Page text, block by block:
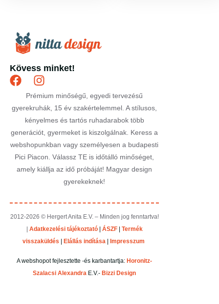
Kövess minket!
Prémium minőségű, egyedi tervezésű
gyerekruhák, 15 év szakértelemmel. A stílusos,
kényelmes és tartós ruhadarabok több
generációt, gyermeket is kiszolgálnak. Keress a
webshopunkban vagy személyesen a budapesti
Pici Piacon. Válassz TE is időtálló minőséget,
amely kiállja az idő próbáját! Magyar design
gyerekeknek!
2012-2026 © Hergert Anita E.V. – Minden jog fenntartva!
Adatkezelési tájékoztató| ÁSZF| Termék
visszaküldés
Elállás indítása Impresszum
A webshopot fejlesztette -és karbantartja: Horonitz-
Szalacsi Alexandra E.V.- Bizzi Design